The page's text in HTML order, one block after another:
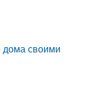
дома своими